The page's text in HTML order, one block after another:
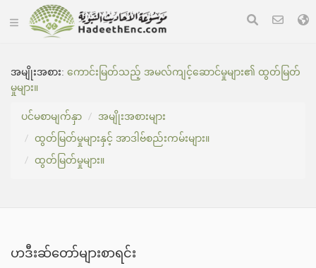
အမျိုးအစား:ကောင်းမြတ်သည့် အမလ်ကျင့်ဆောင်မှုများ၏ ထွတ်မြတ်
မှုများ။
ပင်မစာမျက်နှာ
အမျိုးအစားများ
ထွတ်မြတ်မှုများနှင့် အာဒါဗ်စည်းကမ်းများ။
ထွတ်မြတ်မှုများ။
ဟဒီးဆ်တော်များစာရင်း